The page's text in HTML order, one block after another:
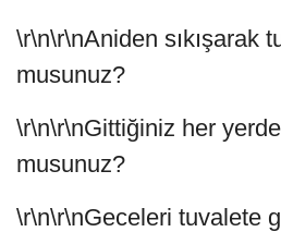
\r\n\r\nAniden sıkışarak
musunuz?
\r\n\r\nGittiğiniz her
musunuz?
\r\n\r\nGeceleri tuvalete